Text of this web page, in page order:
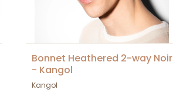
Bonnet Heathered 2-way Noir
- Kangol
Kangol